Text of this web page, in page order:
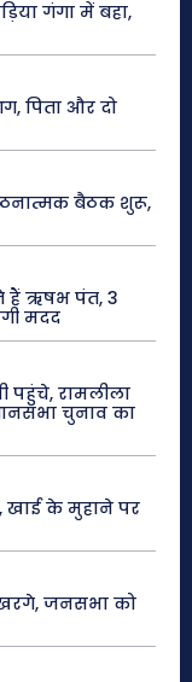
गंगा में बहा,
पिता और दो
बैठक शुरू,
हैं ऋषभ पंत, 3
मदद
पहुंचे, रामलीला
चुनाव का
खाई के मुहाने पर
जनसभा को